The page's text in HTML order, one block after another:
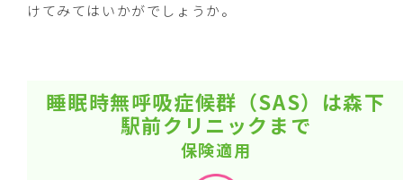
けてみてはいかがでしょうか。
睡眠時無呼吸症候群（SAS）は森下
駅前クリニックまで
保険適用